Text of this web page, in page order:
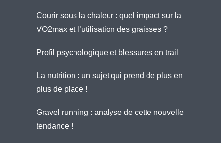
Courir sous la chaleur : quel impact sur la
VO2max et l’utilisation des graisses ?
Profil psychologique et blessures en trail
La nutrition : un sujet qui prend de plus en
plus de place !
Gravel running : analyse de cette nouvelle
tendance !